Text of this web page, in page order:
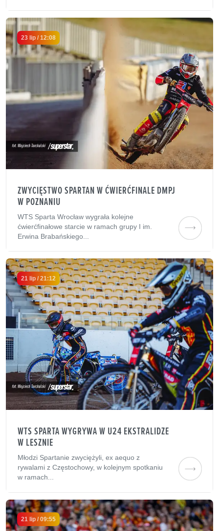
23 lip / 12:08
ZWYCIĘSTWO SPARTAN W ĆWIERĆFINALE DMPJ
W POZNANIU
WTS Sparta Wrocław wygrała kolejne
ćwierćfinałowe starcie w ramach grupy I im.
Erwina Brabańskiego...
21 lip / 21:12
WTS SPARTA WYGRYWA W U24 EKSTRALIDZE
W LESZNIE
Młodzi Spartanie zwyciężyli, ex aequo z
rywalami z Częstochowy, w kolejnym spotkaniu
w ramach...
21 lip / 09:55